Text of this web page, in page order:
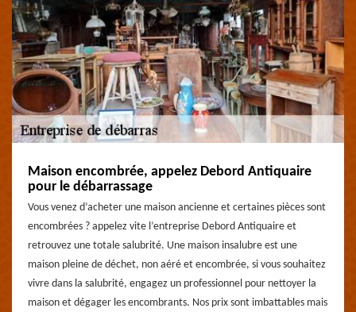
Maison encombrée, appelez Debord Antiquaire
pour le débarrassage
Vous venez d’acheter une maison ancienne et certaines pièces sont
encombrées ? appelez vite l’entreprise Debord Antiquaire et
retrouvez une totale salubrité. Une maison insalubre est une
maison pleine de déchet, non aéré et encombrée, si vous souhaitez
vivre dans la salubrité, engagez un professionnel pour nettoyer la
maison et dégager les encombrants. Nos prix sont imbattables mais